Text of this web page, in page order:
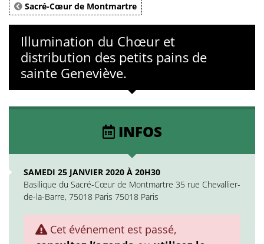
Sacré-Cœur de Montmartre
Illumination du Chœur et
distribution des petits pains de
sainte Geneviève.
INFOS
SAMEDI 25 JANVIER 2020 À 20H30
Basilique du Sacré-Cœur de Montmartre 35 rue Chevallier-
de-la-Barre, 75018 Paris 75018 Paris
Cet événement est passé,